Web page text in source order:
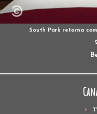
South Park retorna